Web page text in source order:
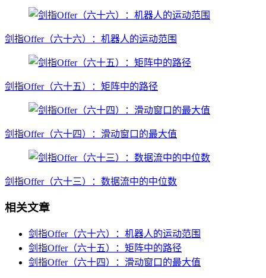
剑指Offer（六十六）：机器人的运动范围
剑指Offer（六十五）：矩阵中的路径
剑指Offer（六十四）：滑动窗口的最大值
剑指Offer（六十三）：数据流中的中位数
相关文章
剑指Offer（六十六）：机器人的运动范围
剑指Offer（六十五）：矩阵中的路径
剑指Offer（六十四）：滑动窗口的最大值